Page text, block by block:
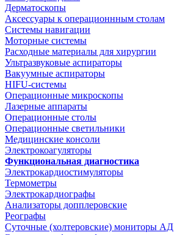
Дерматоскопы
Аксессуары к операционнным столам
Системы навигации
Моторные системы
Расходные материалы для хирургии
Ультразвуковые аспираторы
Вакуумные аспираторы
HIFU-системы
Операционные микроскопы
Лазерные аппараты
Операционные столы
Операционные светильники
Медицинские консоли
Электрокоагуляторы
Функциональная диагностика
Электрокардиостимуляторы
Термометры
Электрокардиографы
Анализаторы допплеровские
Реографы
Суточные (холтеровские) мониторы АД